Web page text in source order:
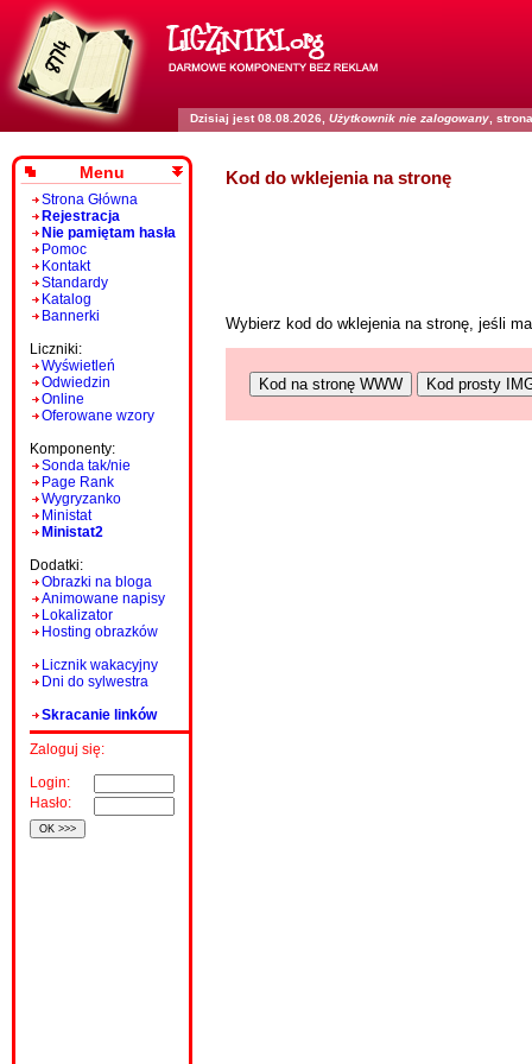
Dzisiaj jest 08.08.2026, Użytkownik nie zalogowany ,
Menu
Strona Główna
Rejestracja
Nie pamiętam hasła
Pomoc
Kontakt
Standardy
Katalog
Bannerki
Liczniki:
Wyświetleń
Odwiedzin
Online
Oferowane wzory
Komponenty:
Sonda tak/nie
Page Rank
Wygryzanko
Ministat
Ministat2
Dodatki:
Obrazki na bloga
Animowane napisy
Lokalizator
Hosting obrazków
Licznik wakacyjny
Dni do sylwestra
Skracanie linków
Zaloguj się:
Login:
Hasło:
Kod do wklejenia na stronę
Wybierz kod do wklejenia na stronę, jeśli
Kod na stronę WWW Kod prosty